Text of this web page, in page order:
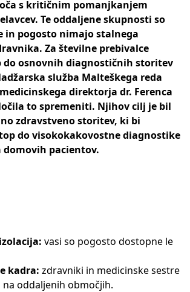
s kritičnim pomanjkanjem
Te oddaljene skupnosti so
in pogosto nimajo stalnega
Za številne prebivalce
do osnovnih diagnostičnih storitev
služba Malteškega reda
direktorja dr. Ferenca
to spremeniti. Njihov cilj je bil
zdravstveno storitev, ki bi
do visokokakovostne diagnostike
domovih pacientov.
vasi so pogosto dostopne le
kadra: zdravniki in medicinske sestre
oddaljenih območjih.